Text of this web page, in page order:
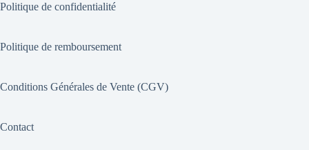
Politique de confidentialité
Politique de remboursement
Conditions Générales de Vente (CGV)
Contact